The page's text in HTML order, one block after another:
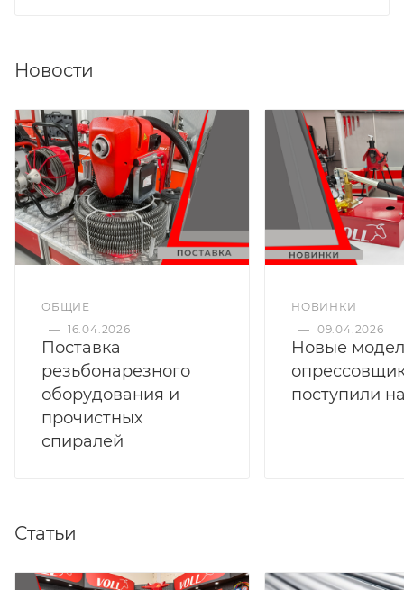
Новости
ОБЩИЕ
— 16.04.2026
Поставка
резьбонарезного
оборудования и
прочистных
спиралей
НОВИНКИ
— 09.04.2026
Новые
поступили
Статьи